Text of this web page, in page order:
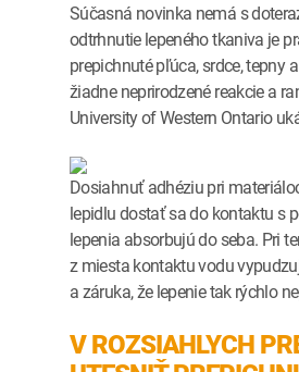
Súčasná novinka nemá s
odtrhnutie lepeného tkaniva je
prepichnuté pľúca, srdce, tepny
žiadne neprirodzené reakcie a
University of Western Ontario
Dosiahnuť adhéziu pri
lepidlu dostať sa do kontaktu s
lepenia absorbujú do seba. Pri
z miesta kontaktu vodu
a záruka, že lepenie tak rýchlo
V ROZSIAHLYCH